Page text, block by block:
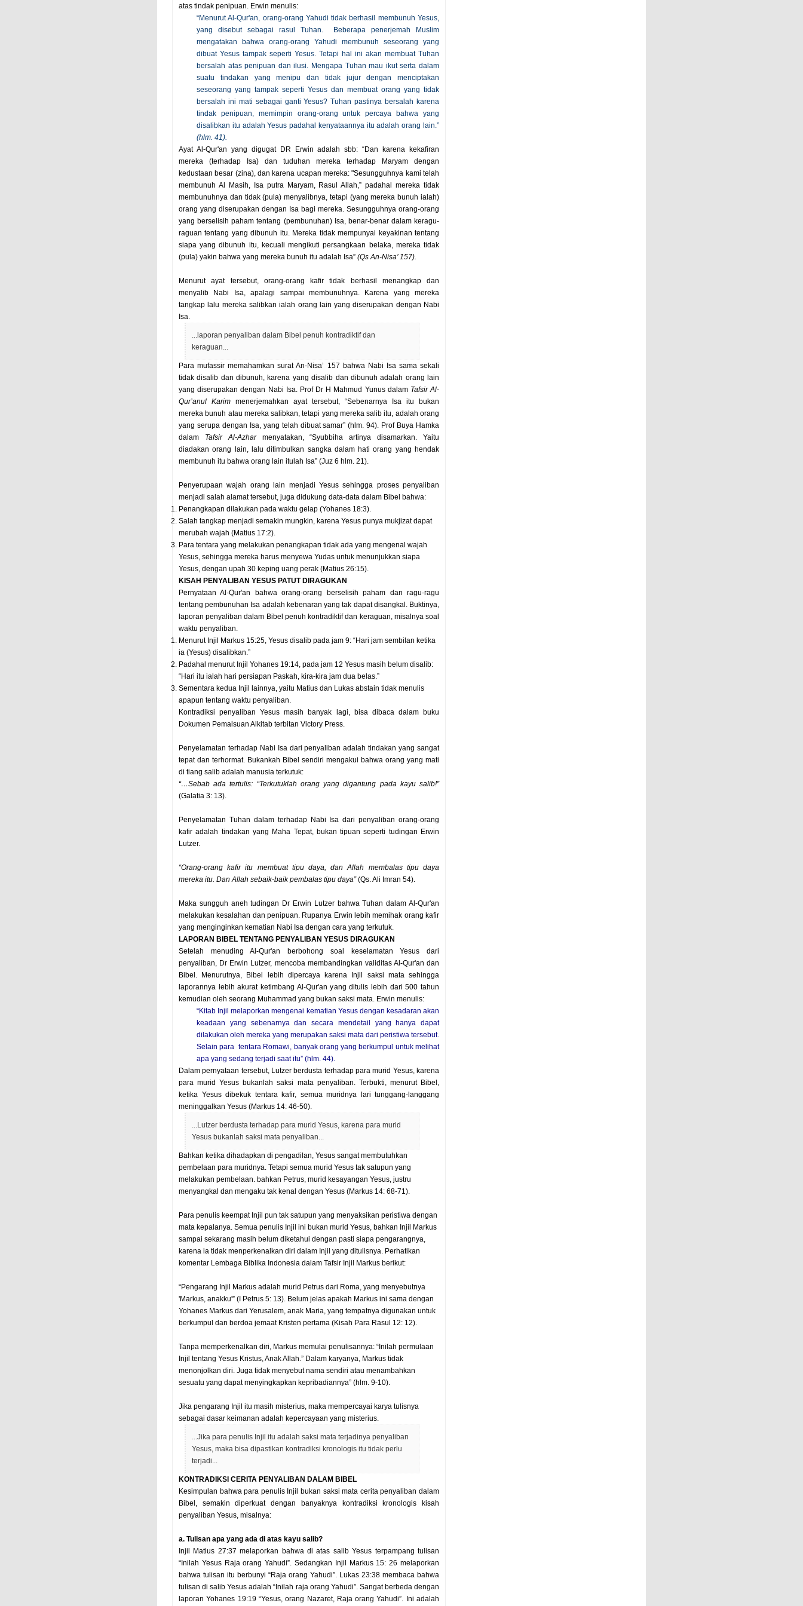
atas tindak penipuan. Erwin menulis:
“Menurut Al-Qur'an, orang-orang Yahudi tidak berhasil membunuh Yesus,
yang disebut sebagai rasul Tuhan. Beberapa penerjemah Muslim
mengatakan bahwa orang-orang Yahudi membunuh seseorang yang
dibuat Yesus tampak seperti Yesus. Tetapi hal ini akan membuat Tuhan
bersalah atas penipuan dan ilusi. Mengapa Tuhan mau ikut serta dalam
suatu tindakan yang menipu dan tidak jujur dengan menciptakan
seseorang yang tampak seperti Yesus dan membuat orang yang tidak
bersalah ini mati sebagai ganti Yesus? Tuhan pastinya bersalah karena
tindak penipuan, memimpin orang-orang untuk percaya bahwa yang
disalibkan itu adalah Yesus padahal kenyataannya itu adalah orang lain.”
(hlm. 41).
Ayat Al-Qur'an yang digugat DR Erwin adalah sbb: “Dan karena kekafiran
mereka (terhadap Isa) dan tuduhan mereka terhadap Maryam dengan
kedustaan besar (zina), dan karena ucapan mereka: "Sesungguhnya kami telah
membunuh Al Masih, Isa putra Maryam, Rasul Allah,” padahal mereka tidak
membunuhnya dan tidak (pula) menyalibnya, tetapi (yang mereka bunuh ialah)
orang yang diserupakan dengan Isa bagi mereka. Sesungguhnya orang-orang
yang berselisih paham tentang (pembunuhan) Isa, benar-benar dalam keragu-
raguan tentang yang dibunuh itu. Mereka tidak mempunyai keyakinan tentang
siapa yang dibunuh itu, kecuali mengikuti persangkaan belaka, mereka tidak
(pula) yakin bahwa yang mereka bunuh itu adalah Isa” (Qs An-Nisa’ 157).
Menurut ayat tersebut, orang-orang kafir tidak berhasil menangkap dan
menyalib Nabi Isa, apalagi sampai membunuhnya. Karena yang mereka
tangkap lalu mereka salibkan ialah orang lain yang diserupakan dengan Nabi
Isa.
...laporan penyaliban dalam Bibel penuh kontradiktif dan
keraguan...
Para mufassir memahamkan surat An-Nisa’ 157 bahwa Nabi Isa sama sekali
tidak disalib dan dibunuh, karena yang disalib dan dibunuh adalah orang lain
yang diserupakan dengan Nabi Isa. Prof Dr H Mahmud Yunus dalam Tafsir Al-
Qur’anul Karim menerjemahkan ayat tersebut, “Sebenarnya Isa itu bukan
mereka bunuh atau mereka salibkan, tetapi yang mereka salib itu, adalah orang
yang serupa dengan Isa, yang telah dibuat samar” (hlm. 94). Prof Buya Hamka
dalam Tafsir Al-Azharmenyatakan, “Syubbiha artinya disamarkan. Yaitu
diadakan orang lain, lalu ditimbulkan sangka dalam hati orang yang hendak
membunuh itu bahwa orang lain itulah Isa” (Juz 6 hlm. 21).
Penyerupaan wajah orang lain menjadi Yesus sehingga proses penyaliban
menjadi salah alamat tersebut, juga didukung data-data dalam Bibel bahwa:
Penangkapan dilakukan pada waktu gelap (Yohanes 18:3).
Salah tangkap menjadi semakin mungkin, karena Yesus punya mukjizat dapat
merubah wajah (Matius 17:2).
Para tentara yang melakukan penangkapan tidak ada yang mengenal wajah
Yesus, sehingga mereka harus menyewa Yudas untuk menunjukkan siapa
Yesus, dengan upah 30 keping uang perak (Matius 26:15).
KISAH PENYALIBAN YESUS PATUT DIRAGUKAN
Pernyataan Al-Qur'an bahwa orang-orang berselisih paham dan ragu-ragu
tentang pembunuhan Isa adalah kebenaran yang tak dapat disangkal. Buktinya,
laporan penyaliban dalam Bibel penuh kontradiktif dan keraguan, misalnya soal
waktu penyaliban.
Menurut Injil Markus 15:25, Yesus disalib pada jam 9: “Hari jam sembilan ketika
ia (Yesus) disalibkan.”
Padahal menurut Injil Yohanes 19:14, pada jam 12 Yesus masih belum disalib:
“Hari itu ialah hari persiapan Paskah, kira-kira jam dua belas.”
Sementara kedua Injil lainnya, yaitu Matius dan Lukas abstain tidak menulis
apapun tentang waktu penyaliban.
Kontradiksi penyaliban Yesus masih banyak lagi, bisa dibaca dalam buku
Dokumen Pemalsuan Alkitab terbitan Victory Press.
Penyelamatan terhadap Nabi Isa dari penyaliban adalah tindakan yang sangat
tepat dan terhormat. Bukankah Bibel sendiri mengakui bahwa orang yang mati
di tiang salib adalah manusia terkutuk:
“…Sebab ada tertulis: “Terkutuklah orang yang digantung pada kayu salib!”
(Galatia 3: 13).
Penyelamatan Tuhan dalam terhadap Nabi Isa dari penyaliban orang-orang
kafir adalah tindakan yang Maha Tepat, bukan tipuan seperti tudingan Erwin
Lutzer.
“Orang-orang kafir itu membuat tipu daya, dan Allah membalas tipu daya
mereka itu. Dan Allah sebaik-baik pembalas tipu daya”(Qs. Ali Imran 54).
Maka sungguh aneh tudingan Dr Erwin Lutzer bahwa Tuhan dalam Al-Qur'an
melakukan kesalahan dan penipuan. Rupanya Erwin lebih memihak orang kafir
yang menginginkan kematian Nabi Isa dengan cara yang terkutuk.
LAPORAN BIBEL TENTANG PENYALIBAN YESUS DIRAGUKAN
Setelah menuding Al-Qur'an berbohong soal keselamatan Yesus dari
penyaliban, Dr Erwin Lutzer, mencoba membandingkan validitas Al-Qur'an dan
Bibel. Menurutnya, Bibel lebih dipercaya karena Injil saksi mata sehingga
laporannya lebih akurat ketimbang Al-Qur'an yang ditulis lebih dari 500 tahun
kemudian oleh seorang Muhammad yang bukan saksi mata. Erwin menulis:
“Kitab Injil melaporkan mengenai kematian Yesus dengan kesadaran akan
keadaan yang sebenarnya dan secara mendetail yang hanya dapat
dilakukan oleh mereka yang merupakan saksi mata dari peristiwa tersebut.
Selain para tentara Romawi, banyak orang yang berkumpul untuk melihat
apa yang sedang terjadi saat itu” (hlm. 44).
Dalam pernyataan tersebut, Lutzer berdusta terhadap para murid Yesus, karena
para murid Yesus bukanlah saksi mata penyaliban. Terbukti, menurut Bibel,
ketika Yesus dibekuk tentara kafir, semua muridnya lari tunggang-langgang
meninggalkan Yesus (Markus 14: 46-50).
...Lutzer berdusta terhadap para murid Yesus, karena para murid
Yesus bukanlah saksi mata penyaliban...
Bahkan ketika dihadapkan di pengadilan, Yesus sangat membutuhkan
pembelaan para muridnya. Tetapi semua murid Yesus tak satupun yang
melakukan pembelaan. bahkan Petrus, murid kesayangan Yesus, justru
menyangkal dan mengaku tak kenal dengan Yesus (Markus 14: 68-71).
Para penulis keempat Injil pun tak satupun yang menyaksikan peristiwa dengan
mata kepalanya. Semua penulis Injil ini bukan murid Yesus, bahkan Injil Markus
sampai sekarang masih belum diketahui dengan pasti siapa pengarangnya,
karena ia tidak menperkenalkan diri dalam Injil yang ditulisnya. Perhatikan
komentar Lembaga Biblika Indonesia dalam Tafsir Injil Markus berikut:
“Pengarang Injil Markus adalah murid Petrus dari Roma, yang menyebutnya
'Markus, anakku'” (I Petrus 5: 13). Belum jelas apakah Markus ini sama dengan
Yohanes Markus dari Yerusalem, anak Maria, yang tempatnya digunakan untuk
berkumpul dan berdoa jemaat Kristen pertama (Kisah Para Rasul 12: 12).
Tanpa memperkenalkan diri, Markus memulai penulisannya: “Inilah permulaan
Injil tentang Yesus Kristus, Anak Allah.” Dalam karyanya, Markus tidak
menonjolkan diri. Juga tidak menyebut nama sendiri atau menambahkan
sesuatu yang dapat menyingkapkan kepribadiannya” (hlm. 9-10).
Jika pengarang Injil itu masih misterius, maka mempercayai karya tulisnya
sebagai dasar keimanan adalah kepercayaan yang misterius.
...Jika para penulis Injil itu adalah saksi mata terjadinya penyaliban
Yesus, maka bisa dipastikan kontradiksi kronologis itu tidak perlu
terjadi...
KONTRADIKSI CERITA PENYALIBAN DALAM BIBEL
Kesimpulan bahwa para penulis Injil bukan saksi mata cerita penyaliban dalam
Bibel, semakin diperkuat dengan banyaknya kontradiksi kronologis kisah
penyaliban Yesus, misalnya:
a. Tulisan apa yang ada di atas kayu salib?
Injil Matius 27:37 melaporkan bahwa di atas salib Yesus terpampang tulisan
“Inilah Yesus Raja orang Yahudi”. Sedangkan Injil Markus 15: 26 melaporkan
bahwa tulisan itu berbunyi “Raja orang Yahudi”. Lukas 23:38 membaca bahwa
tulisan di salib Yesus adalah “Inilah raja orang Yahudi”. Sangat berbeda dengan
laporan Yohanes 19:19 “Yesus, orang Nazaret, Raja orang Yahudi”. Ini adalah